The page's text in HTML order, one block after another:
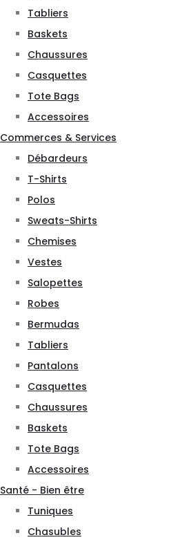
Tabliers
Baskets
Chaussures
Casquettes
Tote Bags
Accessoires
Commerces & Services
Débardeurs
T-Shirts
Polos
Sweats-Shirts
Chemises
Vestes
Salopettes
Robes
Bermudas
Tabliers
Pantalons
Casquettes
Chaussures
Baskets
Tote Bags
Accessoires
Santé - Bien être
Tuniques
Chasubles